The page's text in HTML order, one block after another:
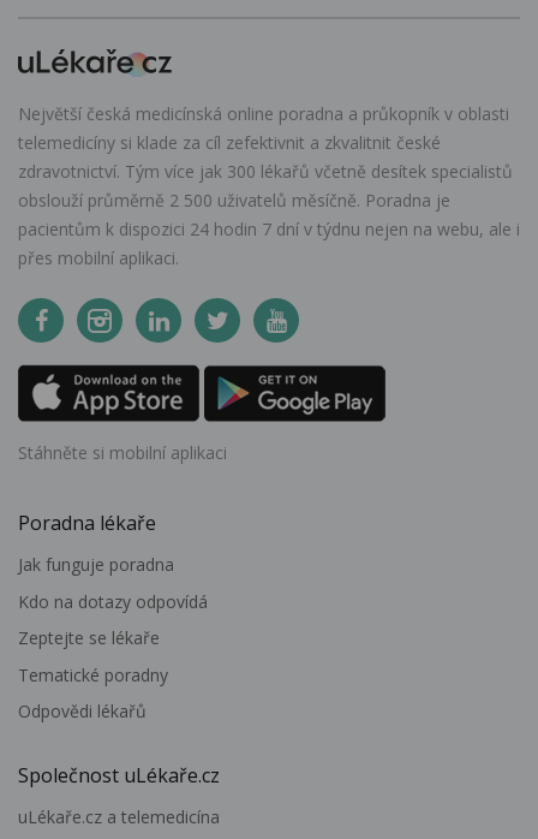
Největší česká medicínská online poradna a průkopník v oblasti
telemedicíny si klade za cíl zefektivnit a zkvalitnit české
zdravotnictví. Tým více jak 300 lékařů včetně desítek specialistů
obslouží průměrně 2 500 uživatelů měsíčně. Poradna je
pacientům k dispozici 24 hodin 7 dní v týdnu nejen na webu, ale i
přes mobilní aplikaci.
Stáhněte si mobilní aplikaci
Poradna lékaře
Jak funguje poradna
Kdo na dotazy odpovídá
Zeptejte se lékaře
Tematické poradny
Odpovědi lékařů
Společnost uLékaře.cz
uLékaře.cz a telemedicína